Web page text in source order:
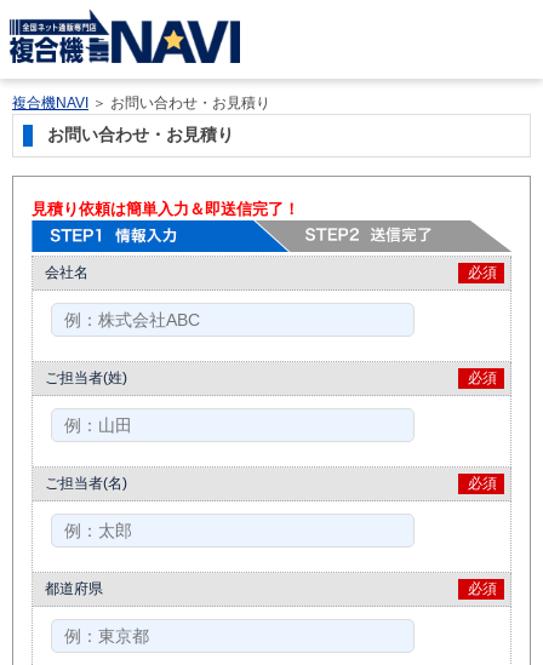
複合機NAVI ＞ お問い合わせ・お見積り
お問い合わせ・お見積り
見積り依頼は簡単入力＆即送信完了！
会社名 必須
ご担当者(姓) 必須
ご担当者(名) 必須
都道府県 必須